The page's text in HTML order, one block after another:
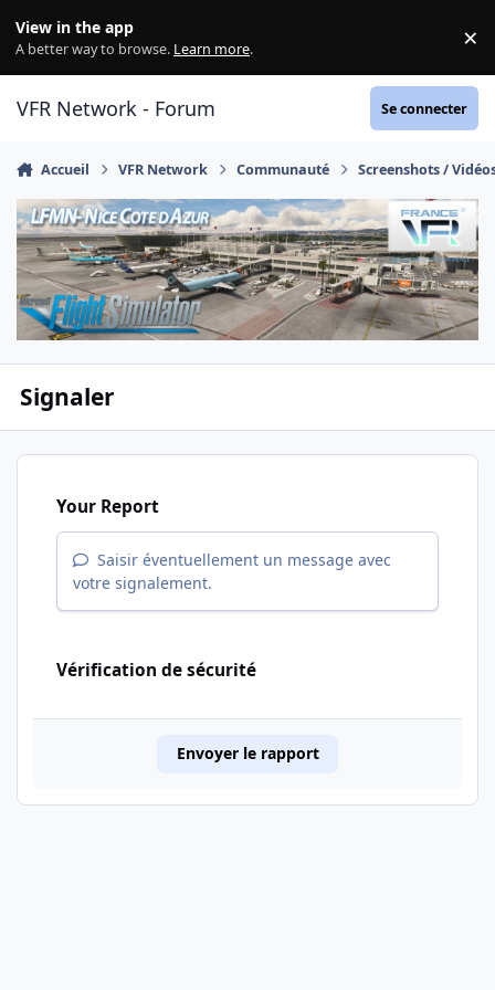
View in the app
A better way to browse. Learn more. ×
VFR Network - Forum Se connecter
Accueil VFR Network Communauté Screenshots /
Signaler
Your Report
Saisir éventuellement un message avec
votre signalement.
Vérification de sécurité
Envoyer le rapport